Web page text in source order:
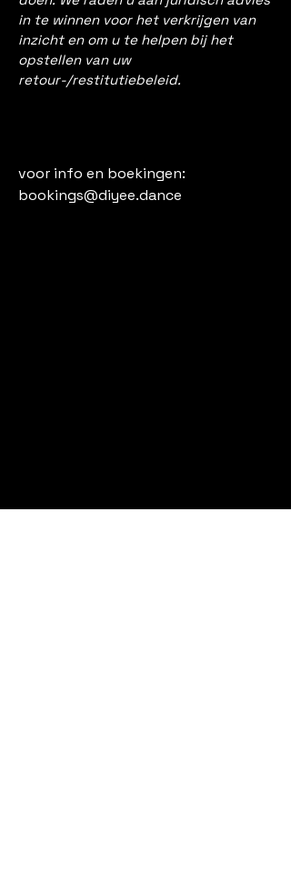
in te winnen voor het verkrijgen van
inzicht en om u te helpen bij het
opstellen van uw
retour-/restitutiebeleid.
voor info en boekingen:
bookings@diyee.dance